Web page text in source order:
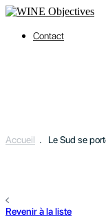
Contact
Accueil . Le Sud se
Revenir à la liste